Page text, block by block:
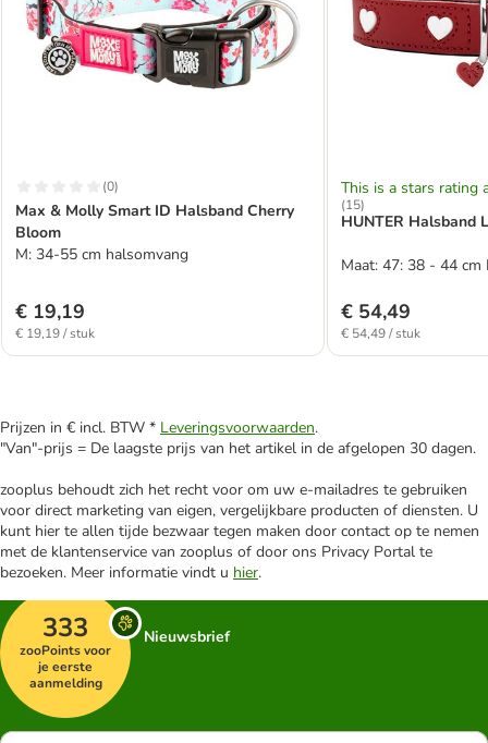
(0)
Max & Molly Smart ID Halsband Cherry
Bloom
M: 34-55 cm halsomvang
€ 19,19
€ 19,19 / stuk
This is a stars rating
(15)
HUNTER Halsband
Maat: 47: 38 - 44 cm
€ 54,49
€ 54,49 / stuk
Prijzen in € incl. BTW * Leveringsvoorwaarden.
"Van"-prijs = De laagste prijs van het artikel in de afgelopen 30 dagen.
zooplus behoudt zich het recht voor om uw e-mailadres te gebruiken
voor direct marketing van eigen, vergelijkbare producten of diensten. U
kunt hier te allen tijde bezwaar tegen maken door contact op te nemen
met de klantenservice van zooplus of door ons Privacy Portal te
bezoeken. Meer informatie vindt u hier.
333
zooPoints voor
je eerste
aanmelding
Nieuwsbrief